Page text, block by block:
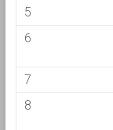
5
6
7
8